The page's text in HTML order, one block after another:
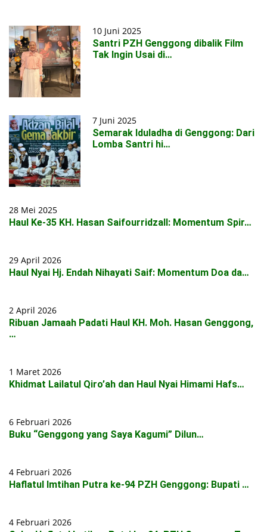
10 Juni 2025
Santri PZH Genggong dibalik Film
Tak Ingin Usai di…
7 Juni 2025
Semarak Iduladha di Genggong: Dari
Lomba Santri hi…
28 Mei 2025
Haul Ke-35 KH. Hasan Saifourridzall: Momentum Spir…
29 April 2026
Haul Nyai Hj. Endah Nihayati Saif: Momentum Doa da…
2 April 2026
Ribuan Jamaah Padati Haul KH. Moh. Hasan Genggong,
…
1 Maret 2026
Khidmat Lailatul Qiro’ah dan Haul Nyai Himami Hafs…
6 Februari 2026
Buku “Genggong yang Saya Kagumi” Dilun…
4 Februari 2026
Haflatul Imtihan Putra ke-94 PZH Genggong: Bupati …
4 Februari 2026